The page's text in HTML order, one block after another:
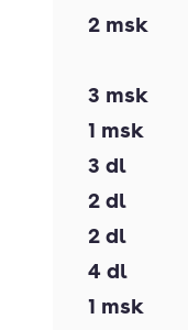
2 msk
3 msk
1 msk
3 dl
2 dl
2 dl
4 dl
1 msk